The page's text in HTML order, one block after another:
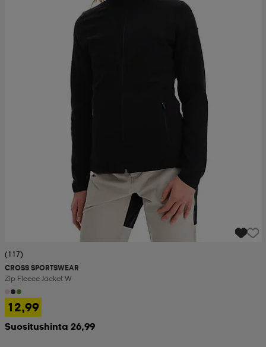
(117)
CROSS SPORTSWEAR
Zip Fleece Jacket W
12,99
Suositushinta 26,99